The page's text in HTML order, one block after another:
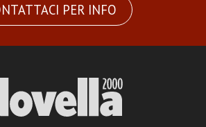
PER INFO